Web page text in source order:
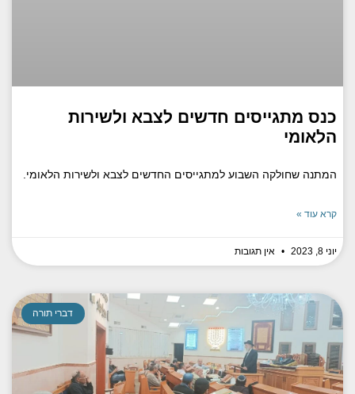
כנס מתגייסים חדשים לצבא ולשירות
הלאומי
המתנה שחולקה השבוע למתגייסים החדשים לצבא ולשירות הלאומי.
קרא עוד »
יוני 8, 2023 אין תגובות
דברי תורה